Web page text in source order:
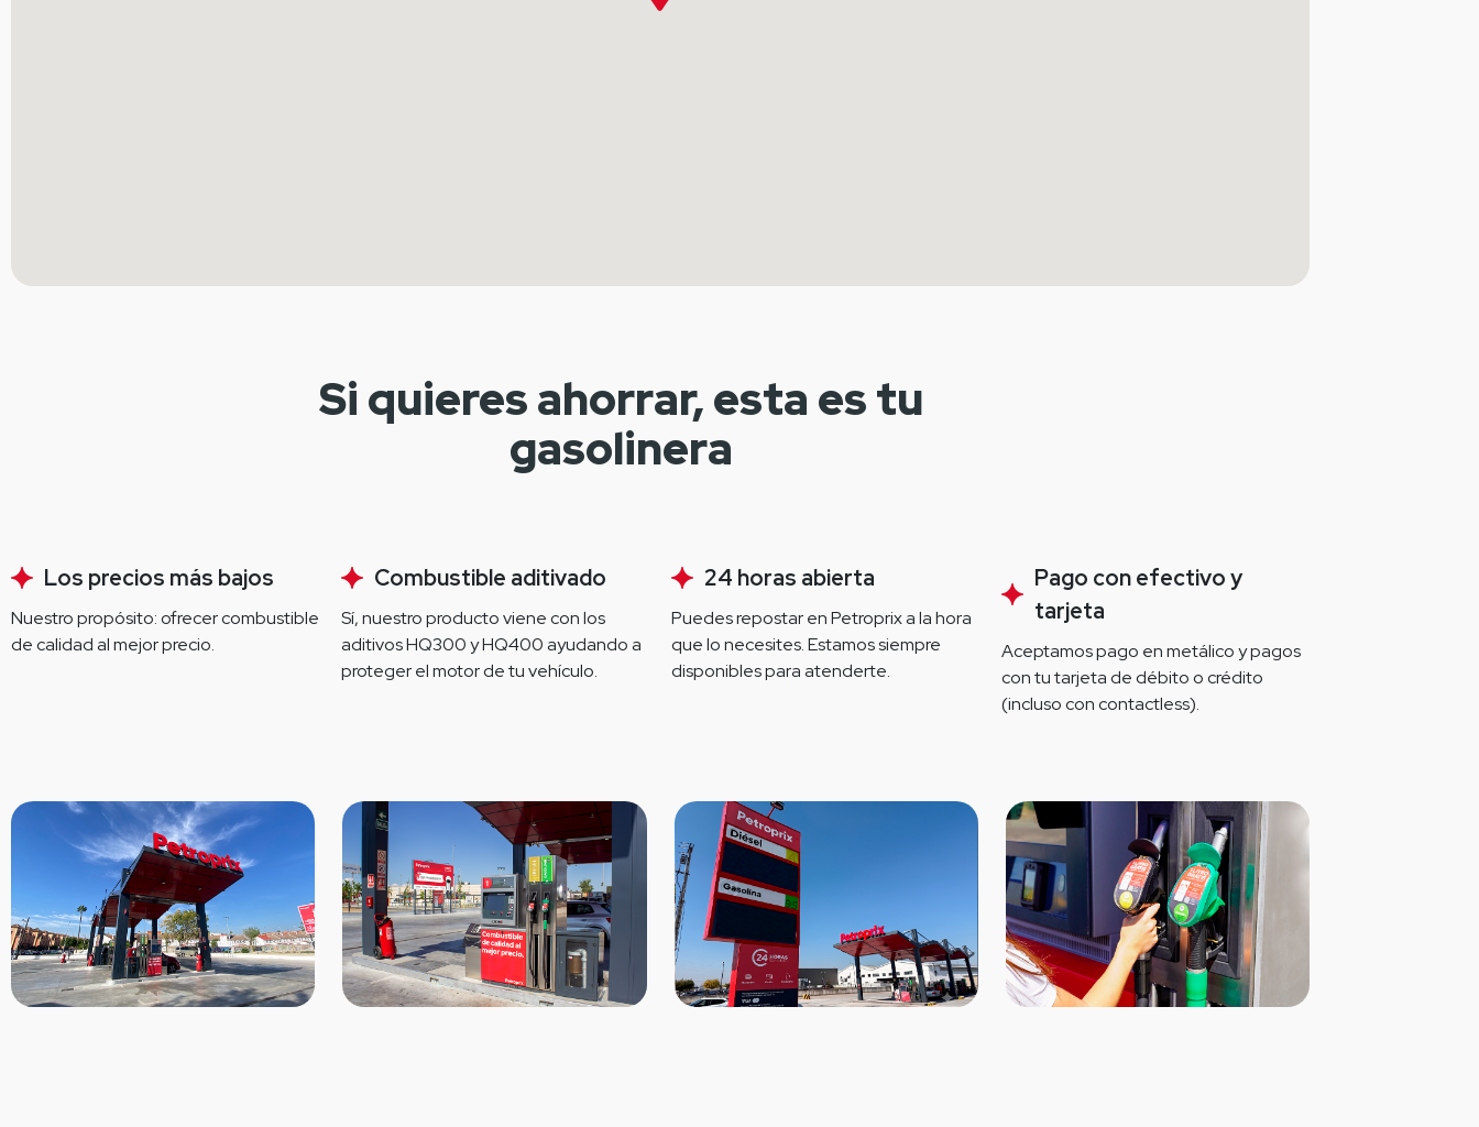
Si quieres ahorrar, esta es tu
gasolinera
Los precios más bajos
Nuestro propósito: ofrecer combustible
de calidad al mejor precio.
Combustible aditivado
Sí, nuestro producto viene con los
aditivos HQ300 y HQ400 ayudando a
proteger el motor de tu vehículo.
24 horas abierta
Puedes repostar en Petroprix a la hora
que lo necesites. Estamos siempre
disponibles para atenderte.
Pago con efectivo y
tarjeta
Aceptamos pago en metálico y pagos
con tu tarjeta de débito o crédito
(incluso con contactless).